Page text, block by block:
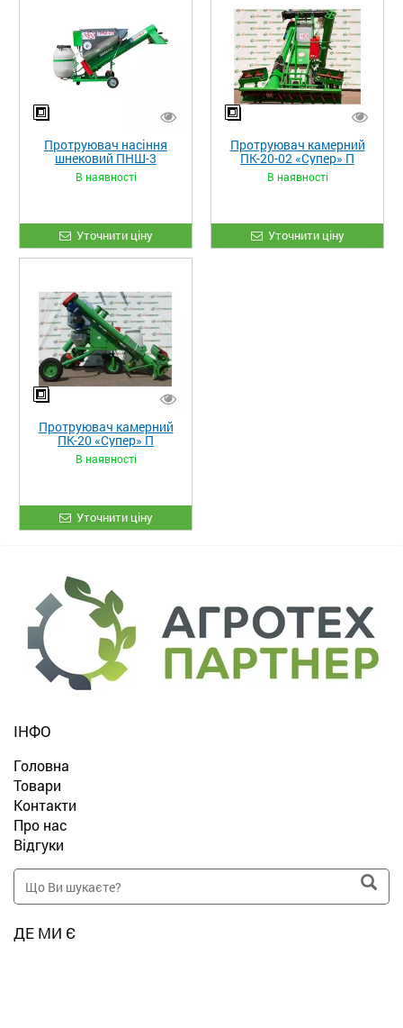
Протруювач насіння
шнековий ПНШ-3
«Фермер»
В наявності
Уточнити ціну
Протруювач камерний
ПК-20-02 «Супер» П
В наявності
Уточнити ціну
Протруювач камерний
ПК-20 «Супер» П
В наявності
Уточнити ціну
ІНФО
Головна
Товари
Контакти
Про нас
Відгуки
ДЕ МИ Є